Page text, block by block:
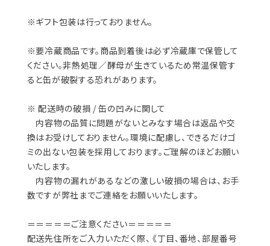
※ギフト包装は行っておりません。
※要冷蔵商品です。商品到着後は必ず冷蔵庫で保管して
ください。非熱処理／酵母が生きているため常温保管す
ると缶が破裂する恐れがあります。
※ 配送時の破損 / 缶の凹みに関して
内容物の品質に問題がないとみなす場合は返品や交
換はお受けしておりません。環境に配慮し、できるだけゴ
ミの出ない包装を採用しております。ご理解のほどお願い
いたします。
内容物の漏れがあるなどの激しい破損の場合は、お手
数ですが弊社までご連絡をお願いいたします。
＝＝＝＝＝ご注意ください＝＝＝＝＝
配送先住所をご入力いただく際、 《丁目、番地、部屋番号